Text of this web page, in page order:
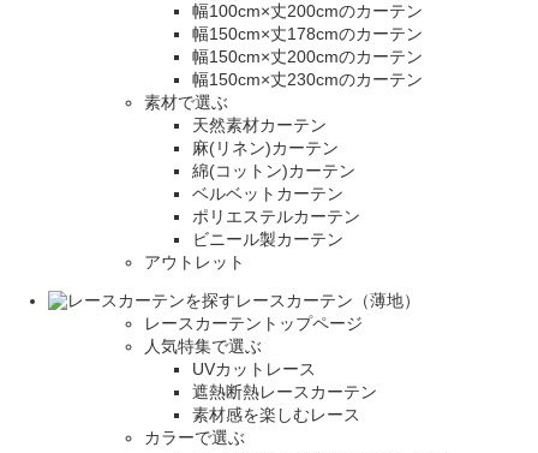
幅100cm×丈200cmのカーテン
幅150cm×丈178cmのカーテン
幅150cm×丈200cmのカーテン
幅150cm×丈230cmのカーテン
素材で選ぶ
天然素材カーテン
麻(リネン)カーテン
綿(コットン)カーテン
ベルベットカーテン
ポリエステルカーテン
ビニール製カーテン
アウトレット
レースカーテン（薄地）
レースカーテントップページ
人気特集で選ぶ
UVカットレース
遮熱断熱レースカーテン
素材感を楽しむレース
カラーで選ぶ